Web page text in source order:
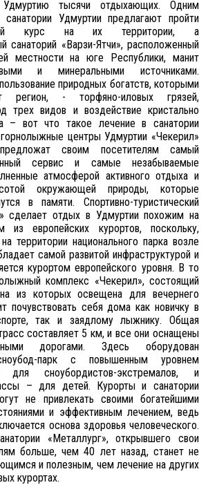
Удмуртию тысячи отдыхающих. Одним
Удмуртии предлагают пройти
курс на их территории, а
санаторий «Варзи-Ятчи», расположенный
местности на юге Республики, манит
и минеральными источниками.
природных богатств, которыми
регион, - торфяно-иловых грязей,
трех видов и воздействие кристально
– вот что такое лечение в санатории
центры Удмуртии «Чекерил»
своим посетителям самый
сервис и самые незабываемые
атмосферой активного отдыха и
окружающей природы, которые
в памяти. Спортивно-туристический
сделает отдых в Удмуртии похожим на
европейских курортов, поскольку,
территории национального парка возле
самой развитой инфраструктурой и
курортом европейского уровня. В то
комплекс «Чекерил», состоящий
из которых освещена для вечернего
почувствовать себя дома как новичку в
так и заядлому лыжнику. Общая
составляет 5 км, и все они оснащены
дорогами. Здесь оборудован
парк с повышенным уровнем
сноубордистов-экстремалов, и
– для детей. Курорты и санатории
не привлекать своими богатейшими
и эффективным лечением, ведь
основа здоровья человеческого.
«Металлург», открывшего свои
больше, чем 40 лет назад, станет не
и полезным, чем лечение на других
курортах.